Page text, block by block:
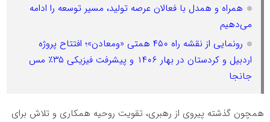
همراه و همدل با فعالان عرصه تولید، مسیر توسعه را ادامه
می‌دهیم
رونمایی از نقشه راه ۴۵۰ همتی «ومعادن»؛ افتتاح پروژه
اردبیل و کردستان در بهار ۱۴۰۶ و پیشرفت فیزیکی ۳۵٪ مس
جانجا
همچون گذشته پیروی از رهبری، تقویت روحیه همکاری و تلاش برای